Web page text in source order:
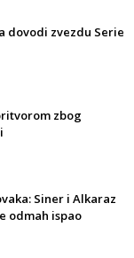
dovodi zvezdu Serie
zbog
Siner i Alkaraz
odmah ispao